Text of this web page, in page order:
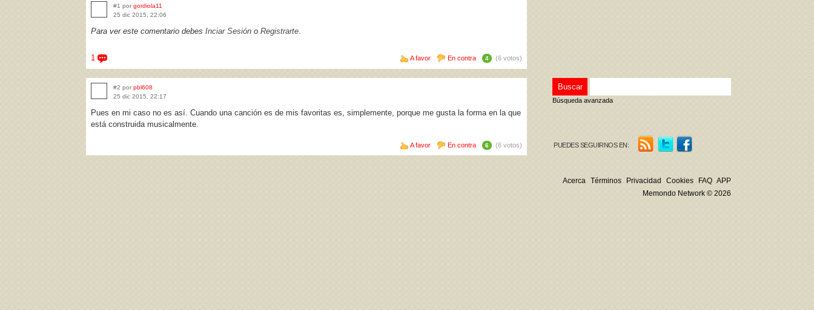
#1 por gordiola11
25 dic 2015, 22:06
Para ver este comentario debes Inciar Sesión o Registrarte.
1 A favor En contra 4 (6 votos)
#2 por pbl608
25 dic 2015, 22:17
Pues en mi caso no es así. Cuando una canción es de mis favoritas es, simplemente, porque me gusta la forma en la que
está construida musicalmente.
A favor En contra 6 (6 votos)
Búsqueda avanzada
PUEDES SEGUIRNOS EN:
Acerca Términos Privacidad Cookies FAQ APP
Memondo Network © 2026